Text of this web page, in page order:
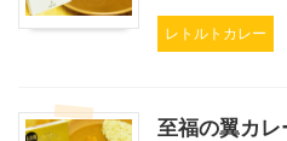
レトルトカレー
至福の翼カ